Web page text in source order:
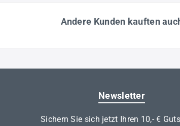
Andere Kunden kauften
Newsletter
Sichern Sie sich jetzt Ihren 10,- €